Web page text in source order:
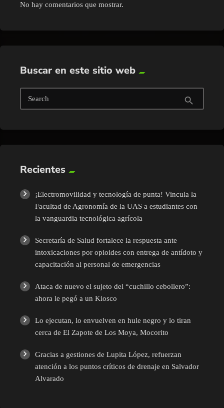
No hay comentarios que mostrar.
Buscar en este sitio web
Search search
Recientes
¡Electromovilidad y tecnología de punta! Vincula la
Facultad de Agronomía de la UAS a estudiantes con
la vanguardia tecnológica agrícola
Secretaría de Salud fortalece la respuesta ante
intoxicaciones por opioides con entrega de antídoto y
capacitación al personal de emergencias
Ataca de nuevo el sujeto del “cuchillo cebollero”:
ahora le pegó a un Kiosco
Lo ejecutan, lo envuelven en hule negro y lo tiran
cerca de El Zapote de Los Moya, Mocorito
Gracias a gestiones de Lupita López, refuerzan
atención a los puntos críticos de drenaje en Salvador
Alvarado